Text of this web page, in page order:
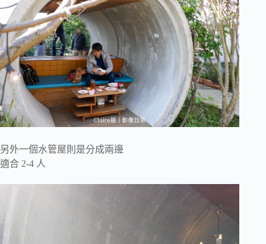
另外一個水管屋則是分成兩邊
適合 2-4 人